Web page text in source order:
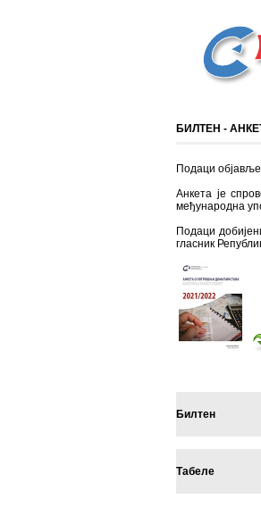
БИЛТЕН -
Подаци
Анкета је
међународна
Подаци
гласник
Билтен
Табеле